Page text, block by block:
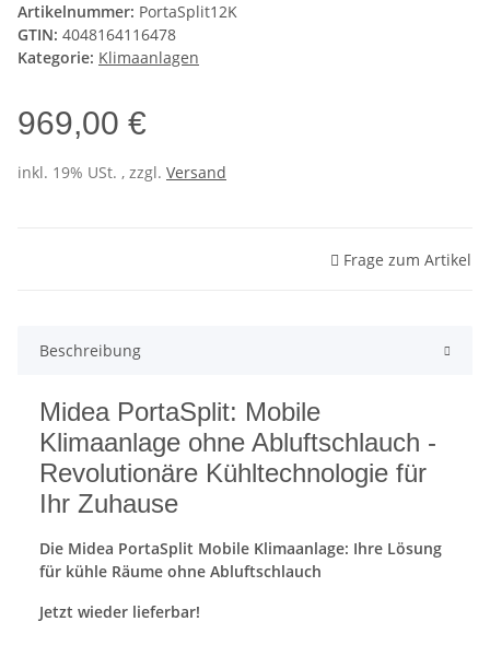
Artikelnummer: PortaSplit12K
GTIN: 4048164116478
Kategorie: Klimaanlagen
969,00 €
inkl. 19% USt. , zzgl. Versand
Frage zum Artikel
Beschreibung
Midea PortaSplit: Mobile
Klimaanlage ohne Abluftschlauch -
Revolutionäre Kühltechnologie für
Ihr Zuhause
Die Midea PortaSplit Mobile Klimaanlage: Ihre Lösung
für kühle Räume ohne Abluftschlauch
Jetzt wieder lieferbar!